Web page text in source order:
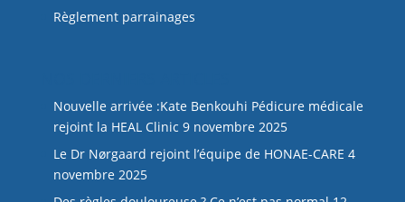
Règlement parrainages
Nouvelle arrivée :Kate Benkouhi Pédicure médicale
rejoint la HEAL Clinic 9 novembre 2025
Le Dr Nørgaard rejoint l’équipe de HONAE-CARE 4
novembre 2025